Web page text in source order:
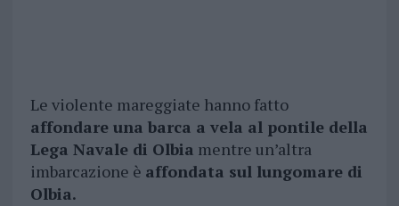
Le violente mareggiate hanno fatto
affondare una barca a vela al pontile della
Lega Navale di Olbia mentre un’altra
imbarcazione è affondata sul lungomare di
Olbia.